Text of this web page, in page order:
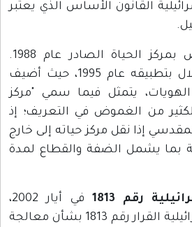
القانون الأساس الذي يعتبر
الخاص بمركز الحياة الصادر عام 1988.
وبدأت سلطات الاحتلال بتطبيقه عام 1995، حيث أضيف
يتمثل فيما سمي "مركز
من الغموض في التعريف؛ إذ
إذا نقل مركز حياته إلى خارج
بما يشمل الضفة والقطاع لمدة
رقم 1813
في أيار 2002،
اتخذت الحكومة الإسرائيلية القرار رقم 1813 بشأن معالجة